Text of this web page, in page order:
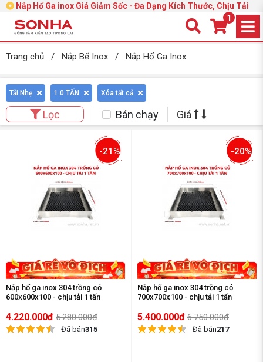
Nắp Hố Ga inox Giá Giảm Sốc - Đa Dạng Kích Thước, Chịu Tải
1
Trang chủ / Nắp Bể Inox / Nắp Hố Ga Inox
Tải Nhẹ 1.0 TẤN Xóa tất cả
Lọc Bán chạy Giá
-21%
Nắp hố ga inox 304 trồng cỏ
600x600x100 - chịu tải 1 tấn
4.220.000đ 5.280.000đ
Đã bán315
-20%
Nắp hố ga inox 304 trồng cỏ
700x700x100 - chịu tải 1 tấn
5.400.000đ 6.750.000đ
Đã bán217